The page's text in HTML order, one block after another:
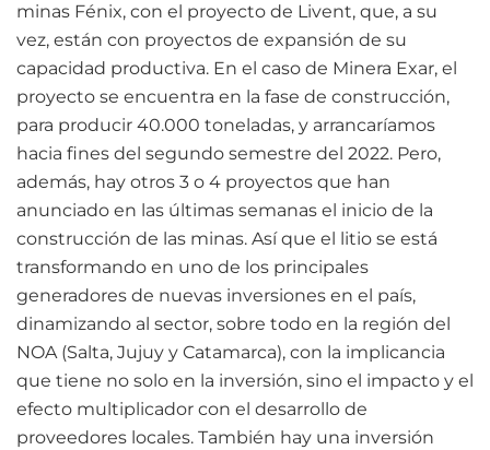
minas Fénix, con el proyecto de Livent, que, a su
vez, están con proyectos de expansión de su
capacidad productiva. En el caso de Minera Exar, el
proyecto se encuentra en la fase de construcción,
para producir 40.000 toneladas, y arrancaríamos
hacia fines del segundo semestre del 2022. Pero,
además, hay otros 3 o 4 proyectos que han
anunciado en las últimas semanas el inicio de la
construcción de las minas. Así que el litio se está
transformando en uno de los principales
generadores de nuevas inversiones en el país,
dinamizando al sector, sobre todo en la región del
NOA (Salta, Jujuy y Catamarca), con la implicancia
que tiene no solo en la inversión, sino el impacto y el
efecto multiplicador con el desarrollo de
proveedores locales. También hay una inversión